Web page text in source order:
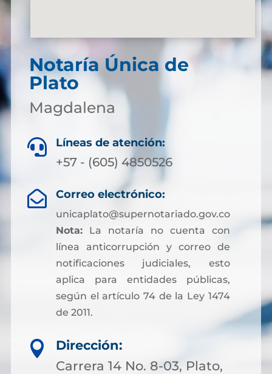
Notaría Única de
Plato
Magdalena
 Líneas de atención:
+57 - (605) 4850526
 Correo electrónico:
unicaplato@supernotariado.gov.co
Nota:La notaría no cuenta con
línea anticorrupción y correo de
notificaciones judiciales, esto
aplica para entidades públicas,
según el artículo 74 de la Ley 1474
de 2011.

Dirección:
Carrera 14 No. 8-03, Plato,